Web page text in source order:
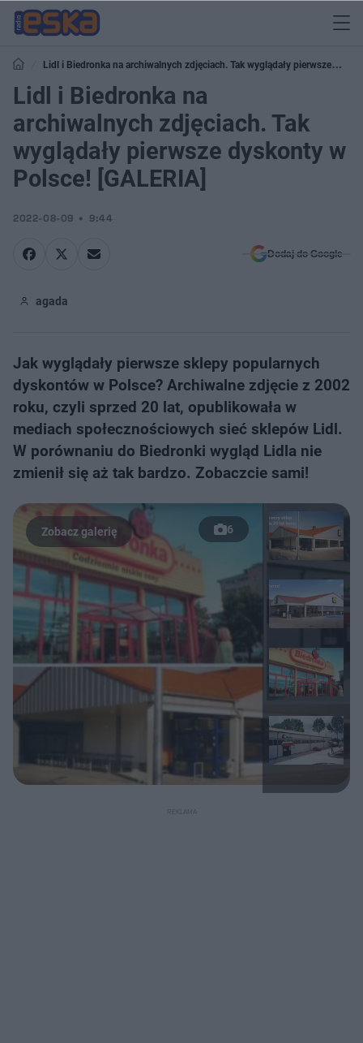
Lidl i Biedronka na archiwalnych zdjęciach. Tak wyglądały pierwsze
dyskonty w Polsce! [GALERIA]
Lidl i Biedronka na
archiwalnych zdjęciach. Tak
wyglądały pierwsze dyskonty w
Polsce! [GALERIA]
2022-08-09 9:44
Dodaj do Google
agada
Jak wyglądały pierwsze sklepy popularnych
dyskontów w Polsce? Archiwalne zdjęcie z 2002
roku, czyli sprzed 20 lat, opublikowała w
mediach społecznościowych sieć sklepów Lidl.
W porównaniu do Biedronki wygląd Lidla nie
zmienił się aż tak bardzo. Zobaczcie sami!
6